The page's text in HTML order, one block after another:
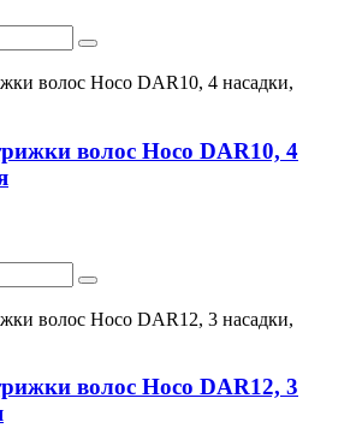
волос Hoco DAR10, 4
волос Hoco DAR12, 3